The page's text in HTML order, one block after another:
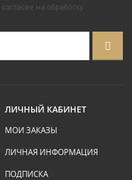
согласие на обработку
ЛИЧНЫЙ КАБИНЕТ
МОИ ЗАКАЗЫ
ЛИЧНАЯ ИНФОРМАЦИЯ
ПОДПИСКА